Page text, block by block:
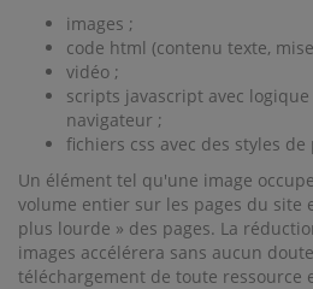
images ;
code html (contenu texte,
vidéo ;
scripts javascript avec
navigateur ;
fichiers css avec des styles de
Un élément tel qu'une image
volume entier sur les pages du site
plus lourde » des pages. La
images accélérera sans aucun
téléchargement de toute ressource